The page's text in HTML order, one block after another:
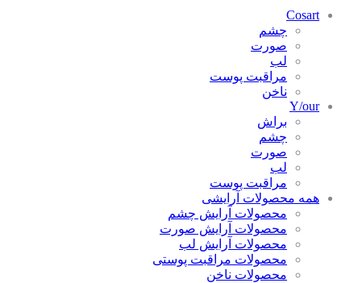
Cosart
چشم
صورت
لب
مراقبت پوست
ناخن
Y/our
براش
چشم
صورت
لب
مراقبت پوست
همه محصولات آرایشی
محصولات آرایش چشم
محصولات آرایش صورت
محصولات آرایش لب
محصولات مراقبت پوستی
محصولات ناخن